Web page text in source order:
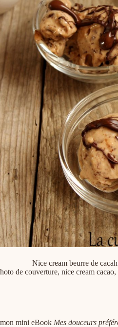
Nice cream beurre de
de couverture, nice cream
mini eBook Mes douceurs